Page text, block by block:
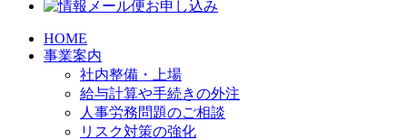
HOME
事業案内
社内整備・上場
給与計算や手続きの外注
人事労務問題のご相談
リスク対策の強化